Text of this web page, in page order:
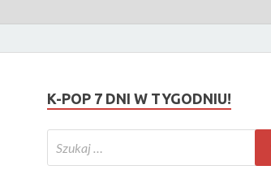
K-POP 7 DNI W TYGODNIU!